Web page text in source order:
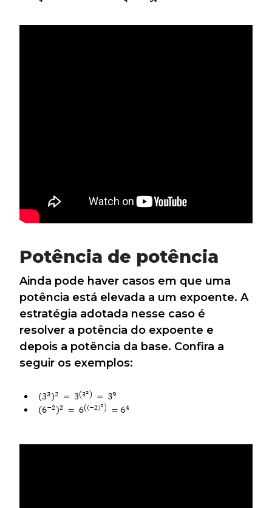
Potência de potência
Ainda pode haver casos em que uma
potência está elevada a um expoente. A
estratégia adotada nesse caso é
resolver a potência do expoente e
depois a potência da base. Confira a
seguir os exemplos: